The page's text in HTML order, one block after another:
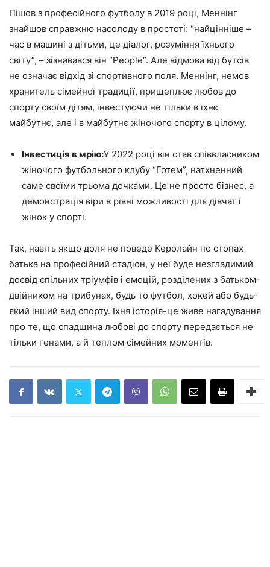
Пішов з професійного футболу в 2019 році, Меннінг
знайшов справжню насолоду в простоті: “найцінніше –
час в машині з дітьми, це діалог, розуміння їхнього
світу”, – зізнавався він “People”. Але відмова від бутсів
не означає відхід зі спортивного поля. Меннінг, немов
хранитель сімейної традиції, прищеплює любов до
спорту своїм дітям, інвестуючи не тільки в їхнє
майбутнє, але і в майбутнє жіночого спорту в цілому.
Інвестиція в мрію:У 2022 році він став співвласником
жіночого футбольного клубу “Готем”, натхненний
саме своїми трьома дочками. Це не просто бізнес, а
демонстрація віри в рівні можливості для дівчат і
жінок у спорті.
Так, навіть якщо доля не поведе Керолайн по стопах
батька на професійний стадіон, у неї буде незгладимий
досвід спільних тріумфів і емоцій, розділених з батьком-
двійником на трибунах, будь то футбол, хокей або будь-
який інший вид спорту. Їхня історія-це живе нагадування
про те, що спадщина любові до спорту передається не
тільки генами, а й теплом сімейних моментів.